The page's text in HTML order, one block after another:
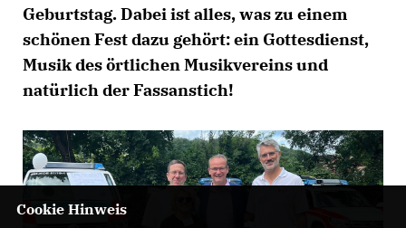
Geburtstag. Dabei ist alles, was zu einem
schönen Fest dazu gehört: ein Gottesdienst,
Musik des örtlichen Musikvereins und
natürlich der Fassanstich!
Cookie Hinweis